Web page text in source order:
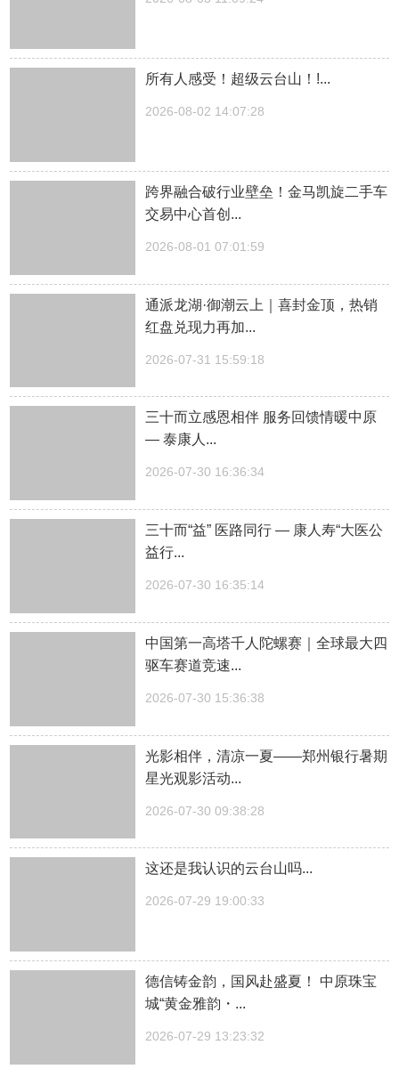
所有人感受！超级云台山！!...
2026-08-02 14:07:28
跨界融合破行业壁垒！金马凯旋二手车
交易中心首创...
2026-08-01 07:01:59
通派龙湖·御潮云上｜喜封金顶，热销
红盘兑现力再加...
2026-07-31 15:59:18
三十而立感恩相伴 服务回馈情暖中原
— 泰康人...
2026-07-30 16:36:34
三十而“益” 医路同行 — 康人寿“大医公
益行...
2026-07-30 16:35:14
中国第一高塔千人陀螺赛｜全球最大四
驱车赛道竞速...
2026-07-30 15:36:38
光影相伴，清凉一夏——郑州银行暑期
星光观影活动...
2026-07-30 09:38:28
这还是我认识的云台山吗...
2026-07-29 19:00:33
德信铸金韵，国风赴盛夏！ 中原珠宝
城“黄金雅韵・...
2026-07-29 13:23:32